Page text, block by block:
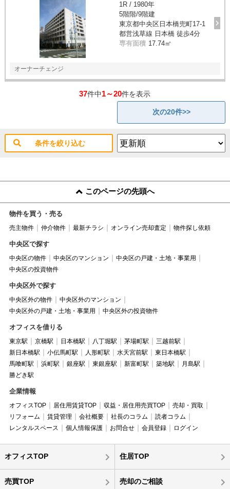
1R / 1980年
5階階/9階建
東京都中央区日本橋兜町17-1
都営浅草線 日本橋 徒歩4分
専有面積 17.74㎡
オーナーチェンジ
37件中1～20件を表示
次の20件>>
条件を絞り込む
このページの先頭へ
物件を買う・売る
売主物件 仲介物件 最新チラシ オンライン売却査定 物件探し依頼
中央区で探す
中央区の物件 中央区のマンション
中央区の戸建・土地・事業用
中央区の投資物件
中央区外で探す
中央区外の物件
中央区外のマンション
中央区外の戸建・土地・事業用
中央区外の投資物件
オフィスを借りる
東京駅 京橋駅 日本橋駅 八丁堀駅 茅場町駅
三越前駅
新日本橋駅
小伝馬町駅 人形町駅 水天宮前駅
東日本橋駅
馬喰町駅
浜町駅 銀座駅 東銀座駅 新富町駅 築地駅
月島駅
勝どき駅
企業情報
オフィスTOP 居住用賃貸TOP 収益・居住用売買TOP
売却・買取
リフォーム
賃貸管理 会社概要 社長のコラム
読者コラム
レンタルスペース
個人情報保護 お問合せ 会員登録 ログイン
オフィスTOP 住居TOP
売買TOP 売却のご相談